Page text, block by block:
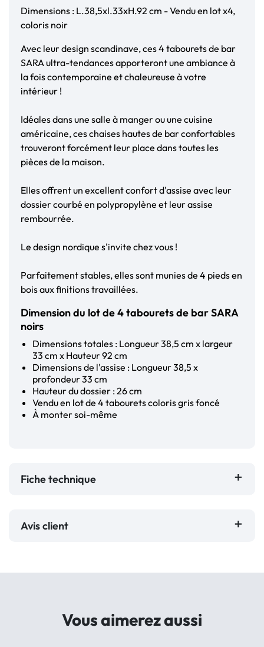
Dimensions : L.38,5xl.33xH.92 cm - Vendu en lot x4,
coloris noir
Avec leur design scandinave, ces 4 tabourets de bar
SARA ultra-tendances apporteront une ambiance à
la fois contemporaine et chaleureuse à votre
intérieur !
Idéales dans une salle à manger ou une cuisine
américaine, ces chaises hautes de bar confortables
trouveront forcément leur place dans toutes les
pièces de la maison.
Elles offrent un excellent confort d'assise avec leur
dossier courbé en polypropylène et leur assise
rembourrée.
Le design nordique s'invite chez vous !
Parfaitement stables, elles sont munies de 4 pieds en
bois aux finitions travaillées.
Dimension du lot de 4 tabourets de bar SARA
noirs
Dimensions totales : Longueur 38,5 cm x largeur
33 cm x Hauteur 92 cm
Dimensions de l'assise : Longueur 38,5 x
profondeur 33 cm
Hauteur du dossier : 26 cm
Vendu en lot de 4 tabourets coloris gris foncé
À monter soi-même
Fiche technique
Avis client
Vous aimerez aussi